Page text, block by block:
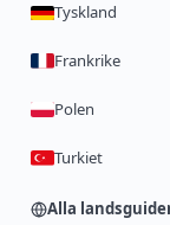
Tyskland
Frankrike
Polen
Turkiet
Alla